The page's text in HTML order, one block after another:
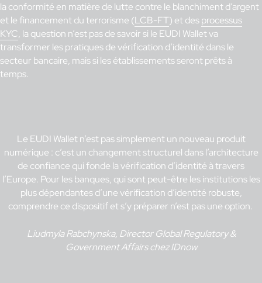
la conformité en matière de lutte contre le blanchiment d’argent
et le financement du terrorisme (LCB-FT) et desprocessus
KYC, la question n’est pas de savoir si le EUDI Wallet va
transformer les pratiques de vérification d’identité dans le
secteur bancaire, mais si les établissements seront prêts à
temps.
Le EUDI Wallet n’est pas simplement un nouveau produit
numérique : c’est un changement structurel dans l’architecture
de confiance qui fonde la vérification d’identité à travers
l’Europe. Pour les banques, qui sont peut-être les institutions les
plus dépendantes d’une vérification d’identité robuste,
comprendre ce dispositif et s’y préparer n’est pas une option.
Liudmyla Rabchynska, Director Global Regulatory &
Government Affairs chez IDnow